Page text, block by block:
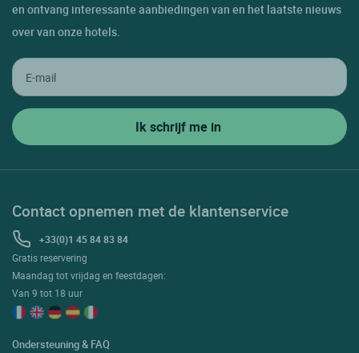
en ontvang interessante aanbiedingen van en het laatste nieuws
over van onze hotels.
Contact opnemen met de klantenservice
+33(0)1 45 84 83 84
Gratis reservering
Maandag tot vrijdag en feestdagen:
Van 9 tot 18 uur
Ondersteuning & FAQ